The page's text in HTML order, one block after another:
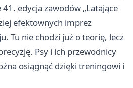
edycja zawodów „Latające
efektownych imprez
Tu nie chodzi już o teorię, lecz
Psy i ich przewodnicy
osiągnąć dzięki treningowi i